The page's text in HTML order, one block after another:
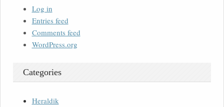
Log in
Entries feed
Comments feed
WordPress.org
Categories
Heraldik